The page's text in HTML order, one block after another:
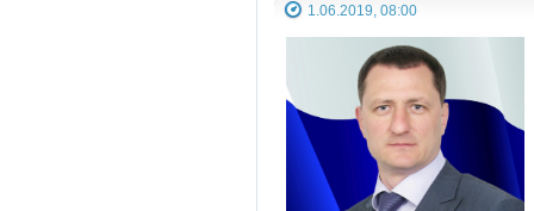
1.06.2019, 08:00